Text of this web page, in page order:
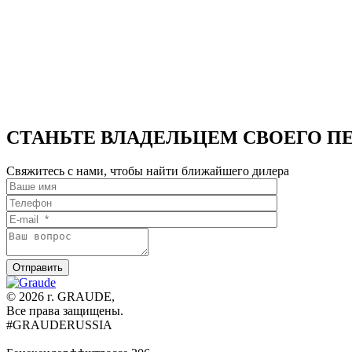
СТАНЬТЕ ВЛАДЕЛЬЦЕМ СВОЕГО
Свяжитесь с нами, чтобы найти ближайшего дилера
© 2026 г. GRAUDE,
Все права защищены.
#GRAUDERUSSIA